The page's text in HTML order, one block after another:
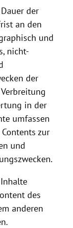
der
an den
und
nicht-
der
in der
umfassen
zur
und
des
anderen